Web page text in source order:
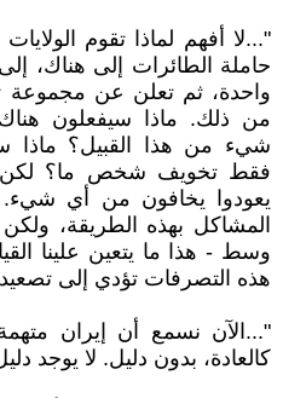
"...لا أفهم لماذا تقوم
حاملة الطائرات إلى هناك،
واحدة، ثم تعلن عن مجموعة
من ذلك. ماذا سيفعلون
شيء من هذا القبيل؟ ماذا
فقط تخويف شخص ما؟ لكن
يعودوا يخافون من أي
المشاكل بهذه الطريقة،
وسط - هذا ما يتعين علينا
هذه التصرفات تؤدي إلى
"...الآن نسمع أن إيران
كالعادة، بدون دليل. لا يوجد